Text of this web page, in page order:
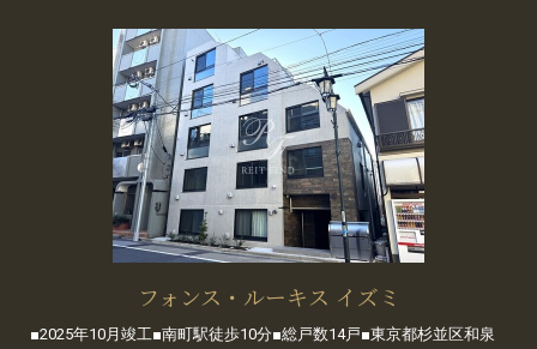
フォンス・ルーキス イズミ
■2025年10月竣工■南町駅徒歩10分■総戸数14戸■東京都杉並区和泉